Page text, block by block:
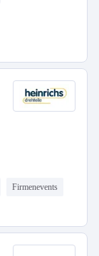
Firmenevents